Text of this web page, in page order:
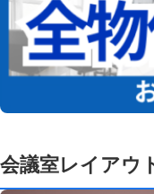
会議室レイアウ